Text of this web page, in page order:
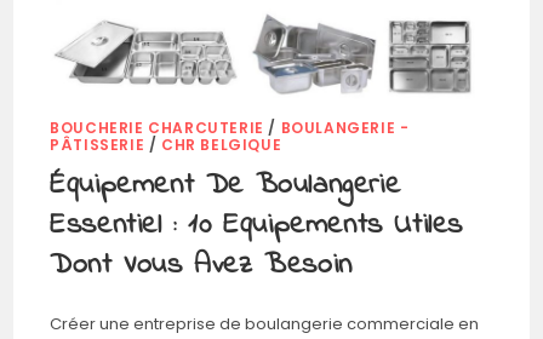
BOUCHERIE CHARCUTERIE / BOULANGERIE -
PÂTISSERIE / CHR BELGIQUE
Équipement De Boulangerie
Essentiel : 10 Equipements Utiles
Dont Vous Avez Besoin
Créer une entreprise de boulangerie commerciale en